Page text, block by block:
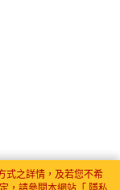
式之詳情，及若您不希